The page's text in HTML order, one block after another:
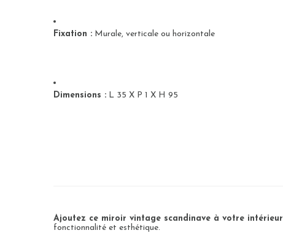
Fixation : Murale, verticale ou horizontale
Dimensions : L 35 X P 1 X H 95
Ajoutez ce miroir vintage scandinave à votre intérieur
fonctionnalité et esthétique.